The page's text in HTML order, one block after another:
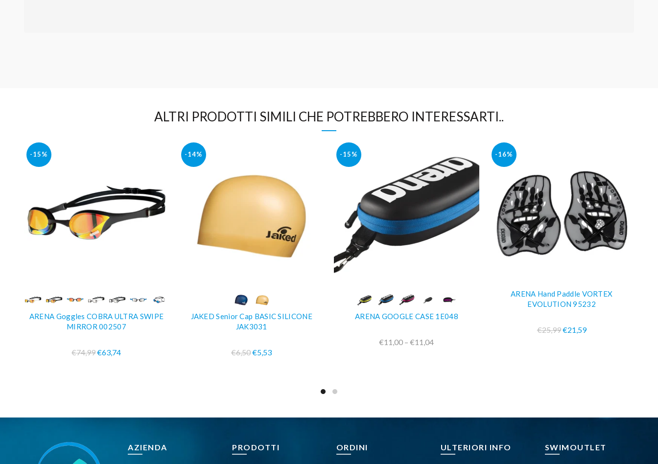
ALTRI PRODOTTI SIMILI CHE POTREBBERO INTERESSARTI..
-15%
COMPRA SUBITO
ARENA Goggles COBRA ULTRA SWIPE
MIRROR 002507
€74,99€63,74
-14%
COMPRA SUBITO
JAKED Senior Cap BASIC SILICONE
JAK3031
€6,50€5,53
-15%
COMPRA SUBITO
ARENA GOOGLE CASE 1E048
€11,00 – €11,04
-16%
COMPRA SUBITO
ARENA Hand Paddle VORTEX
EVOLUTION 95232
€25,99€21,59
AZIENDA PRODOTTI ORDINI ULTERIORI INFO SWIMOUTLET